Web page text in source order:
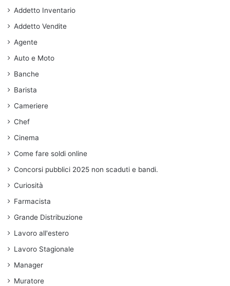
Addetto Inventario
Addetto Vendite
Agente
Auto e Moto
Banche
Barista
Cameriere
Chef
Cinema
Come fare soldi online
Concorsi pubblici 2025 non scaduti e bandi.
Curiosità
Farmacista
Grande Distribuzione
Lavoro all'estero
Lavoro Stagionale
Manager
Muratore